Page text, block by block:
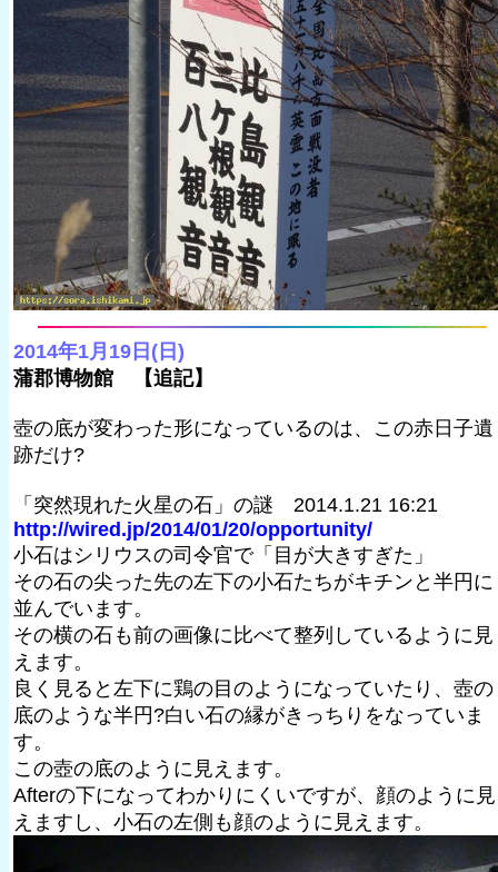
2014年1月19日(日)
蒲郡博物館 【追記】
壺の底が変わった形になっているのは、この赤日子遺
跡だけ?
「突然現れた火星の石」の謎 2014.1.21 16:21
http://wired.jp/2014/01/20/opportunity/
小石はシリウスの司令官で「目が大きすぎた」
その石の尖った先の左下の小石たちがキチンと半円に
並んでいます。
その横の石も前の画像に比べて整列しているように見
えます。
良く見ると左下に鶏の目のようになっていたり、壺の
底のような半円?白い石の縁がきっちりをなっていま
す。
この壺の底のように見えます。
Afterの下になってわかりにくいですが、顔のように見
えますし、小石の左側も顔のように見えます。